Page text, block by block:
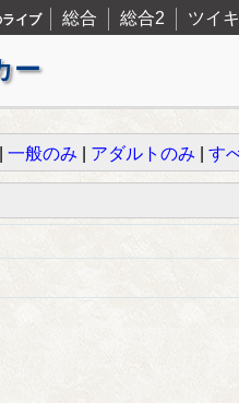
イブ 総合 総合2 ツイ
ー
一般のみ アダルトのみ す